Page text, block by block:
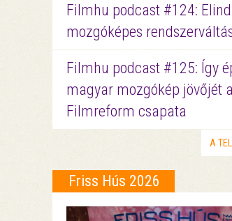
Filmhu podcast #124:
mozgóképes
Filmhu podcast #125: Így
magyar mozgókép jövőjét a
Filmreform csapata
A
Friss Hús 2026